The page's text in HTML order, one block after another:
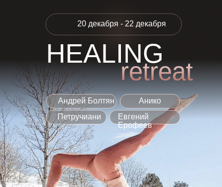
HEALING
retreat
20 декабря - 22 декабря
Евгений
Ерофеев
Петручиани
Анико
Андрей Болтян